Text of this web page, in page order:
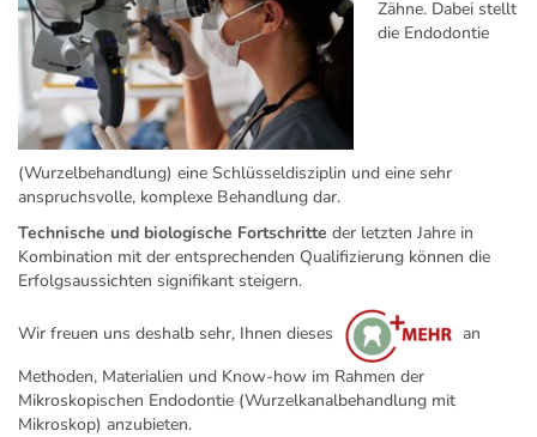
Zähne. Dabei stellt
die Endodontie
(Wurzelbehandlung) eine Schlüsseldisziplin und eine sehr
anspruchsvolle, komplexe Behandlung dar.
Technische und biologische Fortschritte der letzten Jahre in
Kombination mit der entsprechenden Qualifizierung können die
Erfolgsaussichten signifikant steigern.
Wir freuen uns deshalb sehr, Ihnen dieses
an
Methoden, Materialien und Know-how im Rahmen der
Mikroskopischen Endodontie (Wurzelkanalbehandlung mit
Mikroskop) anzubieten.